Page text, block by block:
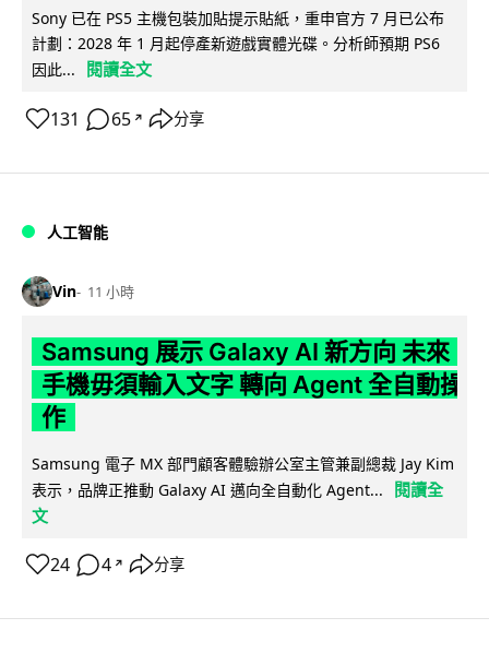
Sony 已在 PS5 主機包裝加貼提示貼紙，重申官方 7 月已公布
計劃：2028 年 1 月起停產新遊戲實體光碟。分析師預期 PS6
因此...
閱讀全文
131 65 ↗ 分享
人工智能
Vin 11 小時
Samsung 展示 Galaxy AI 新方向 未來
手機毋須輸入文字 轉向 Agent 全自動操
作
Samsung 電子 MX 部門顧客體驗辦公室主管兼副總裁 Jay Kim
表示，品牌正推動 Galaxy AI 邁向全自動化 Agent...
閱讀全
文
24 4 ↗ 分享